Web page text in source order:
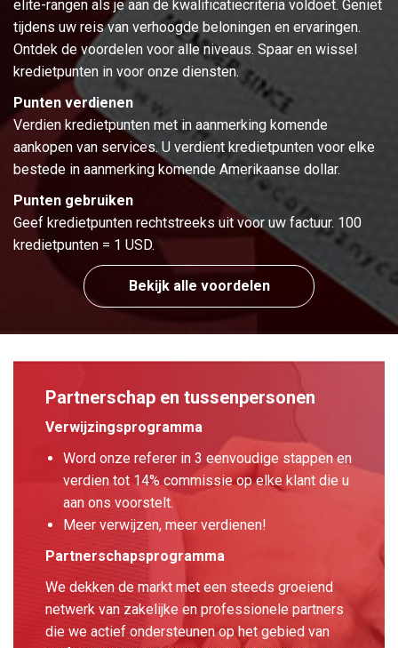
elite-rangen als je aan de kwalificatiecriteria voldoet. Geniet
tijdens uw reis van verhoogde beloningen en ervaringen.
Ontdek de voordelen voor alle niveaus. Spaar en wissel
kredietpunten in voor onze diensten.
Punten verdienen
Verdien kredietpunten met in aanmerking komende
aankopen van services. U verdient kredietpunten voor elke
bestede in aanmerking komende Amerikaanse dollar.
Punten gebruiken
Geef kredietpunten rechtstreeks uit voor uw factuur. 100
kredietpunten = 1 USD.
Bekijk alle voordelen
Partnerschap en tussenpersonen
Verwijzingsprogramma
Word onze referer in 3 eenvoudige stappen en
verdien tot 14% commissie op elke klant die u
aan ons voorstelt.
Meer verwijzen, meer verdienen!
Partnerschapsprogramma
We dekken de markt met een steeds groeiend
netwerk van zakelijke en professionele partners
die we actief ondersteunen op het gebied van